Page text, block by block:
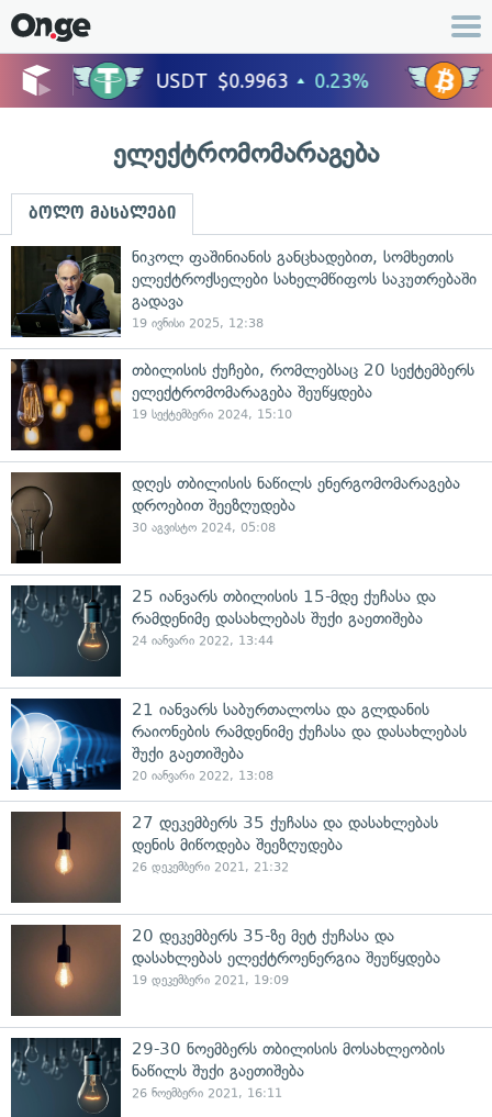
ელექტრომომარაგება
ბოლო მასალები
ნიკოლ ფაშინიანის განცხადებით, სომხეთის
ელექტროქსელები სახელმწიფოს საკუთრებაში
გადავა
19 ივნისი 2025, 12:38
თბილისის ქუჩები, რომლებსაც 20 სექტემბერს
ელექტრომომარაგება შეუწყდება
19 სექტემბერი 2024, 15:10
დღეს თბილისის ნაწილს ენერგომომარაგება
დროებით შეეზღუდება
30 აგვისტო 2024, 05:08
25 იანვარს თბილისის 15-მდე ქუჩასა და
რამდენიმე დასახლებას შუქი გაეთიშება
24 იანვარი 2022, 13:44
21 იანვარს საბურთალოსა და გლდანის
რაიონების რამდენიმე ქუჩასა და დასახლებას
შუქი გაეთიშება
20 იანვარი 2022, 13:08
27 დეკემბერს 35 ქუჩასა და დასახლებას
დენის მიწოდება შეეზღუდება
26 დეკემბერი 2021, 21:32
20 დეკემბერს 35-ზე მეტ ქუჩასა და
დასახლებას ელექტროენერგია შეუწყდება
19 დეკემბერი 2021, 19:09
29-30 ნოემბერს თბილისის მოსახლეობის
ნაწილს შუქი გაეთიშება
26 ნოემბერი 2021, 16:11